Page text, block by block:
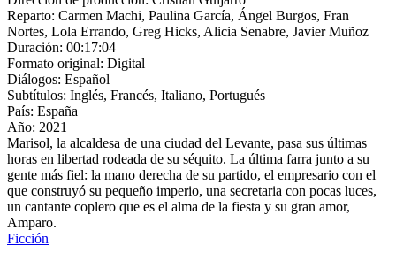
Reparto: Carmen Machi, Paulina García, Ángel Burgos, Fran
Nortes, Lola Errando, Greg Hicks, Alicia Senabre, Javier Muñoz
Duración: 00:17:04
Formato original: Digital
Diálogos: Español
Subtítulos: Inglés, Francés, Italiano, Portugués
País: España
Año: 2021
Marisol, la alcaldesa de una ciudad del Levante, pasa sus últimas
horas en libertad rodeada de su séquito. La última farra junto a su
gente más fiel: la mano derecha de su partido, el empresario con el
que construyó su pequeño imperio, una secretaria con pocas luces,
un cantante coplero que es el alma de la fiesta y su gran amor,
Amparo.
Ficción